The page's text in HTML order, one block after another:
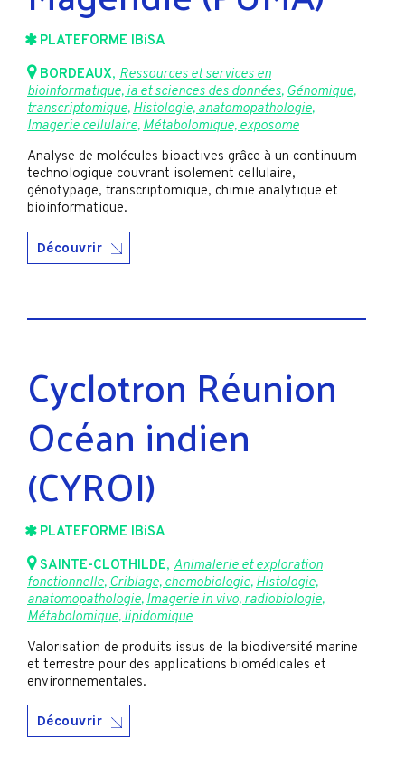
PLATEFORME IBiSA
BORDEAUX, Ressources et services en
bioinformatique, ia et sciences des données,Génomique,
transcriptomique,Histologie, anatomopathologie,
Imagerie cellulaire,Métabolomique, exposome
Analyse de molécules bioactives grâce à un continuum
technologique couvrant isolement cellulaire,
génotypage, transcriptomique, chimie analytique et
bioinformatique.
Découvrir
Cyclotron Réunion
Océan indien
(CYROI)
PLATEFORME IBiSA
SAINTE-CLOTHILDE, Animalerie et exploration
fonctionnelle,Criblage, chemobiologie,Histologie,
anatomopathologie,Imagerie in vivo, radiobiologie,
Métabolomique, lipidomique
Valorisation de produits issus de la biodiversité marine
et terrestre pour des applications biomédicales et
environnementales.
Découvrir